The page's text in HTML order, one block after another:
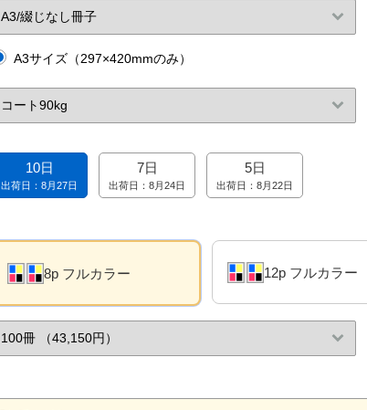
A3サイズ（297×420mmのみ）
10日
出荷日：8月27日
7日
出荷日：8月24日
5日
出荷日：8月22日
8p フルカラー
12p フルカラー